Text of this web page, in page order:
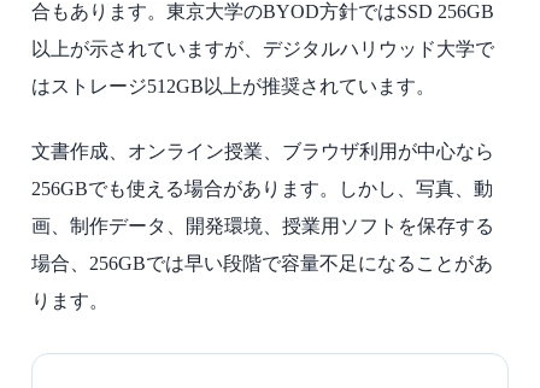
合もあります。東京大学のBYOD方針ではSSD 256GB
以上が示されていますが、デジタルハリウッド大学で
はストレージ512GB以上が推奨されています。
文書作成、オンライン授業、ブラウザ利用が中心なら
256GBでも使える場合があります。しかし、写真、動
画、制作データ、開発環境、授業用ソフトを保存する
場合、256GBでは早い段階で容量不足になることがあ
ります。